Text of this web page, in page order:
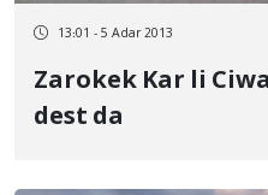
13:01 - 5 Adar 2013
Zarokek Kar li
dest da